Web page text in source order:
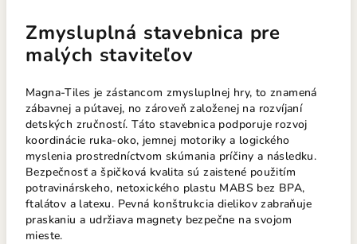
Zmysluplná stavebnica pre
malých staviteľov
Magna-Tiles je zástancom zmysluplnej hry, to znamená
zábavnej a pútavej, no zároveň založenej na rozvíjaní
detských zručností. Táto stavebnica podporuje rozvoj
koordinácie ruka-oko, jemnej motoriky a logického
myslenia prostredníctvom skúmania príčiny a následku.
Bezpečnosť a špičková kvalita sú zaistené použitím
potravinárskeho, netoxického plastu MABS bez BPA,
ftalátov a latexu. Pevná konštrukcia dielikov zabraňuje
praskaniu a udržiava magnety bezpečne na svojom
mieste.